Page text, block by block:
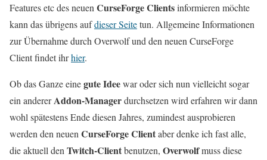
Features etc des neuen CurseForge Clientsinformieren möchte
kann das übrigens aufdieser Seitetun. Allgemeine Informationen
zur Übernahme durch Overwolf und den neuen CurseForge
Client findet ihrhier.
Ob das Ganze einegute Ideewar oder sich nun vielleicht sogar
ein andererAddon-Managerdurchsetzen wird erfahren wir dann
wohl spätestens Ende diesen Jahres, zumindest ausprobieren
werden den neuen CurseForge Clientaber denke ich fast alle,
die aktuell den Twitch-Clientbenutzen, Overwolfmuss diese